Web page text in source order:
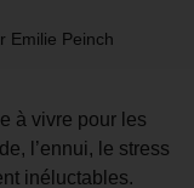
Emilie Peinch
à vivre pour les
l’ennui, le stress
inéluctables.